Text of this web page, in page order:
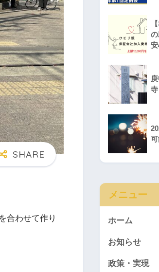
合わせて作り
寺
メニュー
ホーム
お知らせ
政策・実現